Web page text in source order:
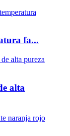
fa...
alta